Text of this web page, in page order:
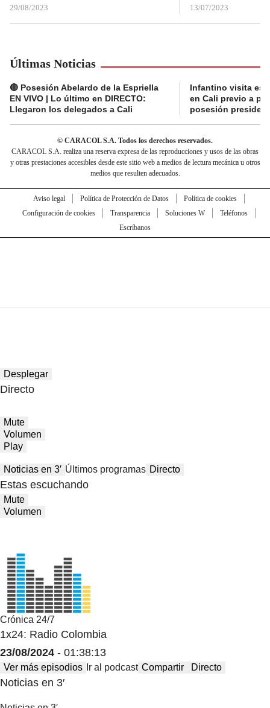
29/08/2023 13/07/2023
Últimas Noticias
🔴 Posesión Abelardo de la Espriella
EN VIVO | Lo último en DIRECTO:
Llegaron los delegados a Cali
Infantino visita
en Cali previo a
posesión
© CARACOL S.A. Todos los derechos reservados.
CARACOL S.A. realiza una reserva expresa de las reproducciones y usos de las obras
y otras prestaciones accesibles desde este sitio web a medios de lectura mecánica u otros
medios que resulten adecuados.
Aviso legal Política de Protección de Datos
Política de cookies
Configuración de cookies
Transparencia Soluciones W
Teléfonos
Escríbanos
Desplegar
Directo
Mute
Volumen
Play
Noticias en 3′ Últimos programas Directo
Estas escuchando
Mute
Volumen
Crónica 24/7
1x24: Radio Colombia
23/08/2024 - 01:38:13
Ver más episodios Ir al podcast Compartir Directo
Noticias en 3′